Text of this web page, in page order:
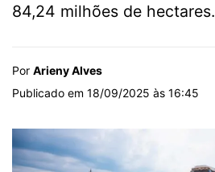
84,24 milhões de hectares.
Por Arieny Alves
Publicado em 18/09/2025 às 16:45